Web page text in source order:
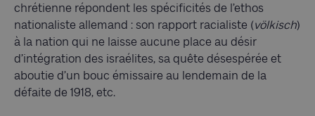
chrétienne répondent les spécificités de l’ethos
nationaliste allemand : son rapport racialiste (völkisch)
à la nation qui ne laisse aucune place au désir
d’intégration des israélites, sa quête désespérée et
aboutie d’un bouc émissaire au lendemain de la
défaite de 1918, etc.